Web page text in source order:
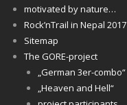
motivated by nature…
Rock’nTrail in Nepal 2017
Sitemap
The GORE-project
„German 3er-combo“
„Heaven and Hell“